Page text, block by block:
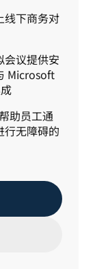
线下商务对
会议提供安
Microsoft
助员工通
行无障碍的